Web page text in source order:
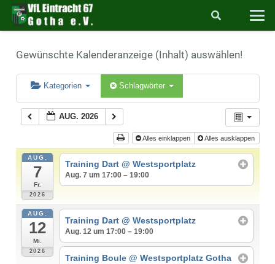
Gewünschte Kalenderanzeige (Inhalt) auswählen!
Kategorien Schlagwörter
AUG. 2026
Alles einklappen Alles ausklappen
AUG.
7
Fr.
2026
Training Dart @ Westsportplatz
Aug. 7 um 17:00 – 19:00
AUG.
12
Mi.
2026
Training Dart @ Westsportplatz
Aug. 12 um 17:00 – 19:00
Training Boule @ Westsportplatz Gotha